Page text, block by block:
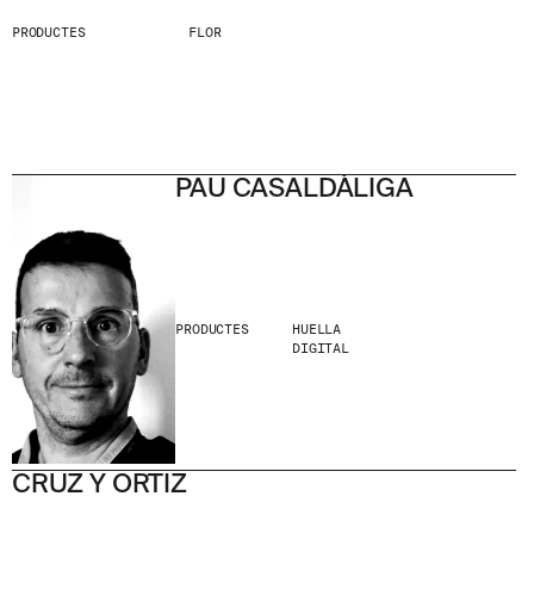
PRODUCTES FLOR
PAU CASALDÀLIGA
PRODUCTES
HUELLA
DIGITAL
CRUZ Y ORTIZ